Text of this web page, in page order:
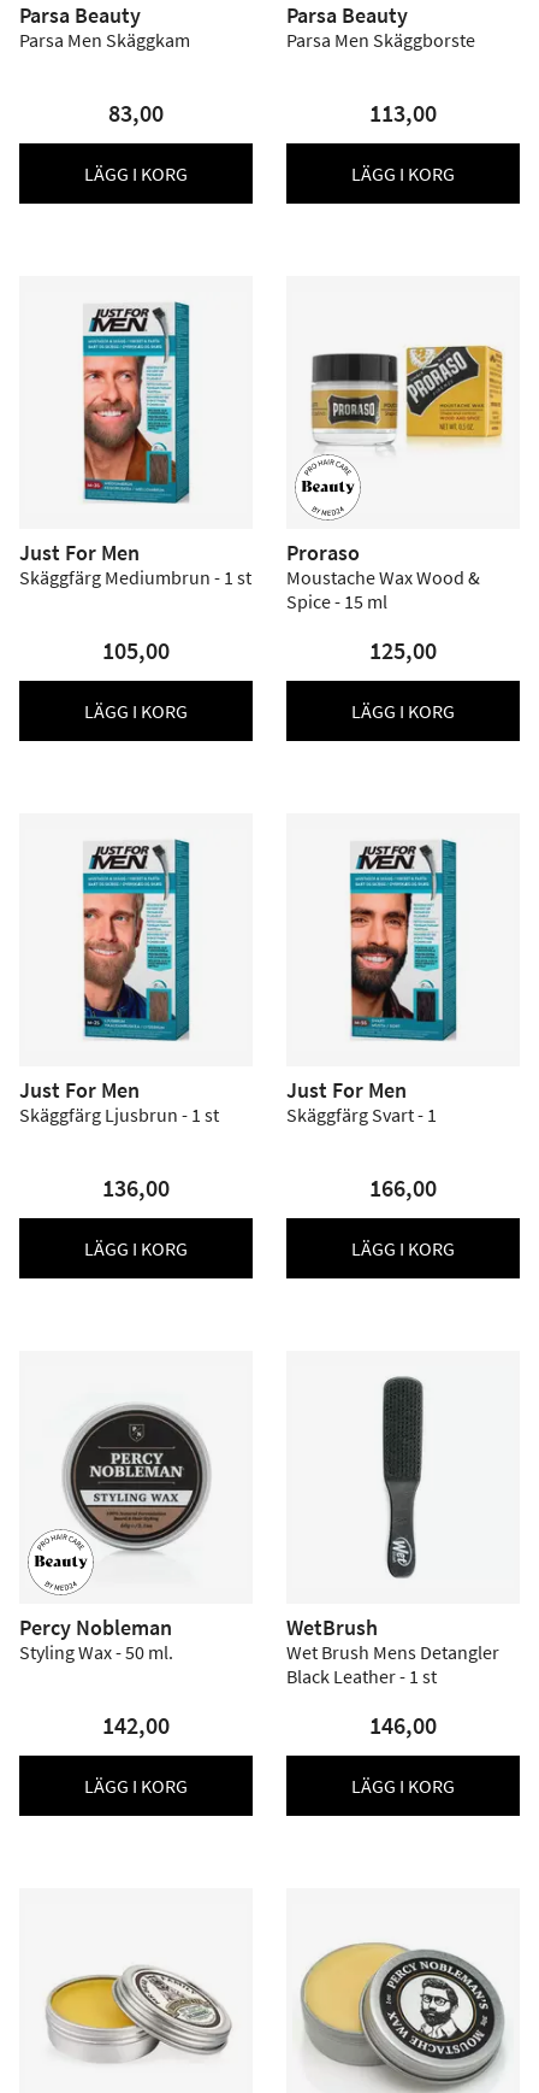
Parsa Beauty
Parsa Men Skäggkam
83,00
LÄGG I KORG
Parsa Beauty
Parsa Men Skäggborste
113,00
LÄGG I KORG
Just For Men
Skäggfärg Mediumbrun - 1 st
105,00
LÄGG I KORG
Proraso
Moustache Wax Wood &
Spice - 15 ml
125,00
LÄGG I KORG
Just For Men
Skäggfärg Ljusbrun - 1 st
136,00
LÄGG I KORG
Just For Men
Skäggfärg Svart - 1
166,00
LÄGG I KORG
Percy Nobleman
Styling Wax - 50 ml.
142,00
LÄGG I KORG
WetBrush
Wet Brush Mens Detangler
Black Leather - 1 st
146,00
LÄGG I KORG